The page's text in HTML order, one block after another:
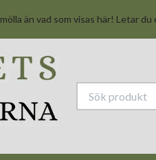
än vad som visas här! Letar